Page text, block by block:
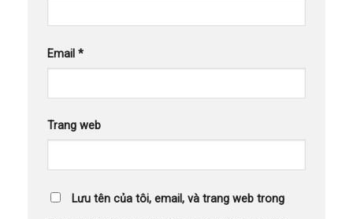
Email *
Trang web
Lưu tên của tôi, email, và trang web trong